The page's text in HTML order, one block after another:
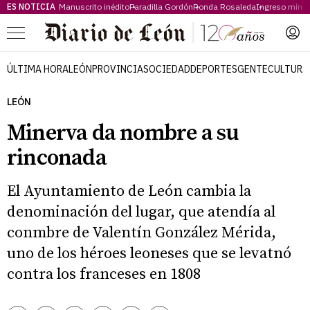
ES NOTICIA Manuscrito inéditoParadilla GordónRonda RosaledaIngreso
Menú
ÚLTIMA HORALEÓNPROVINCIASOCIEDADDEPORTESGENTECULTURA
LEÓN
Minerva da nombre a su
rinconada
El Ayuntamiento de León cambia la
denominación del lugar, que atendía al
conmbre de Valentín González Mérida,
uno de los héroes leoneses que se levatnó
contra los franceses en 1808